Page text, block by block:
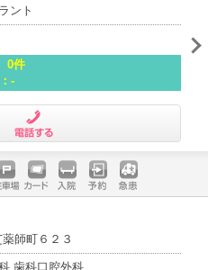
ント
0件
-
車場
クレジッ
入院 予約 急患
師町６２３
歯科口腔外科